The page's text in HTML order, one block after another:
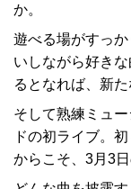
か。
遊べる場がすっ
いしながら好き
るとなれば、新
そして熟練ミュ
ドの初ライブ。
からこそ、3月3